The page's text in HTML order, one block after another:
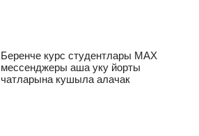
Беренче курс студентлары MAX
мессенджеры аша уку йорты
чатларына кушыла алачак